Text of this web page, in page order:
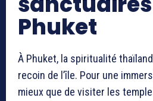
Phuket
À Phuket, la spiritualité
recoin de l’île. Pour une
mieux que de visiter les